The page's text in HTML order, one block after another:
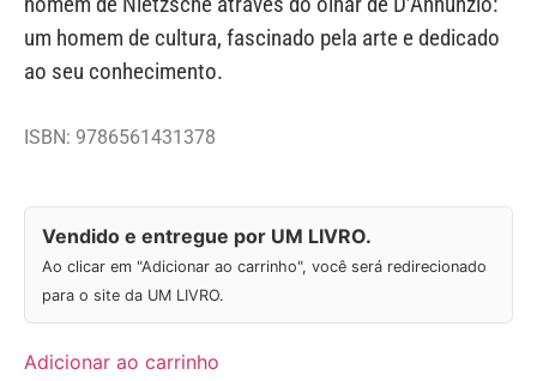
um homem de cultura, fascinado pela arte e dedicado
ao seu conhecimento.
ISBN: 9786561431378
Vendido e entregue por UM LIVRO.
Ao clicar em "Adicionar ao carrinho", você será redirecionado
para o site da UM LIVRO.
Adicionar ao carrinho